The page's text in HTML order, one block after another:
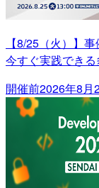
【8/25（火）】
今すぐ実践でき
開催前2026年8月